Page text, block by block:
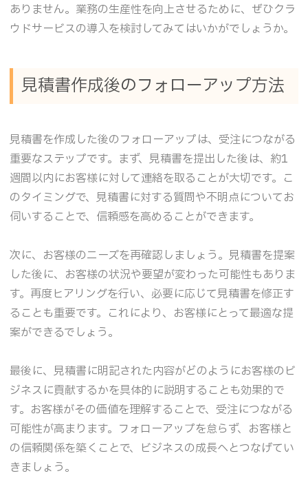
ありません。業務の生産性を向上させるために、ぜひクラ
ウドサービスの導入を検討してみてはいかがでしょうか。
見積書作成後のフォローアップ方法
見積書を作成した後のフォローアップは、受注につながる
重要なステップです。まず、見積書を提出した後は、約1
週間以内にお客様に対して連絡を取ることが大切です。こ
のタイミングで、見積書に対する質問や不明点についてお
伺いすることで、信頼感を高めることができます。
次に、お客様のニーズを再確認しましょう。見積書を提案
した後に、お客様の状況や要望が変わった可能性もありま
す。再度ヒアリングを行い、必要に応じて見積書を修正す
ることも重要です。これにより、お客様にとって最適な提
案ができるでしょう。
最後に、見積書に明記された内容がどのようにお客様のビ
ジネスに貢献するかを具体的に説明することも効果的で
す。お客様がその価値を理解することで、受注につながる
可能性が高まります。フォローアップを怠らず、お客様と
の信頼関係を築くことで、ビジネスの成長へとつなげてい
きましょう。